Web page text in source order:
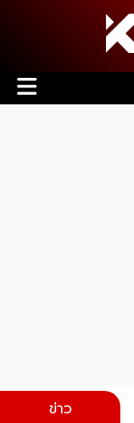
ข่าว